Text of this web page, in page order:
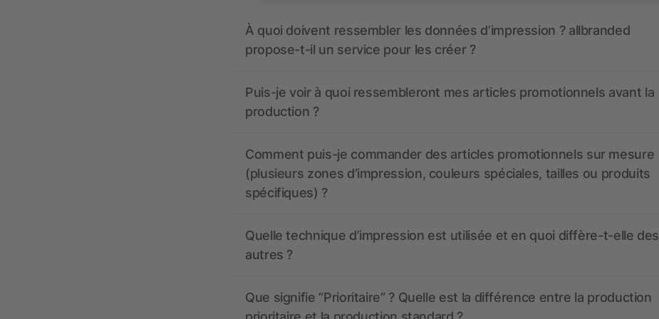
À quoi doivent ressembler les données d’impression ? allbranded
propose-t-il un service pour les créer ?
Puis-je voir à quoi ressembleront mes articles promotionnels avant la
production ?
Comment puis-je commander des articles promotionnels sur mesure
(plusieurs zones d’impression, couleurs spéciales, tailles ou produits
spécifiques) ?
Quelle technique d’impression est utilisée et en quoi diffère-t-elle des
autres ?
Que signifie “Prioritaire” ? Quelle est la différence entre la production